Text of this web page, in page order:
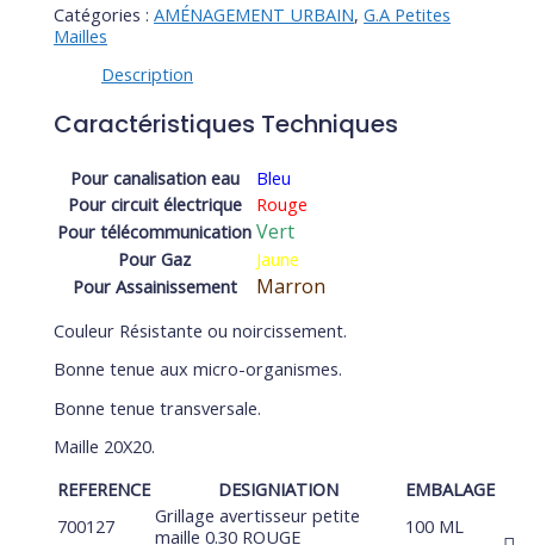
Catégories :AMÉNAGEMENT URBAIN,G.A Petites
Mailles
Description
Caractéristiques Techniques
Pour canalisation eau
Bleu
Pour circuit électrique
Rouge
Pour télécommunication Vert
Pour Gaz
Jaune
Pour Assainissement
Marron
Couleur Résistante ou noircissement.
Bonne tenue aux micro-organismes.
Bonne tenue transversale.
Maille 20X20.
REFERENCE
DESIGNIATION
EMBALAGE
700127
Grillage avertisseur petite
maille 0.30 ROUGE
100 ML